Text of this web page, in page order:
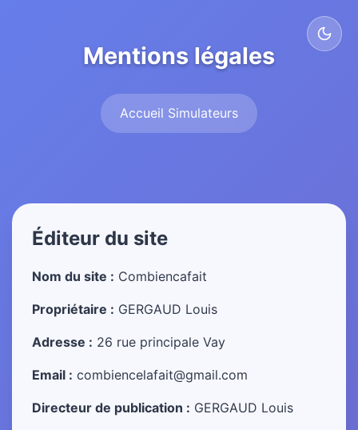
Mentions légales
Accueil Simulateurs
Éditeur du site
Nom du site : Combiencafait
Propriétaire : GERGAUD Louis
Adresse : 26 rue principale Vay
Email : combiencelafait@gmail.com
Directeur de publication : GERGAUD Louis